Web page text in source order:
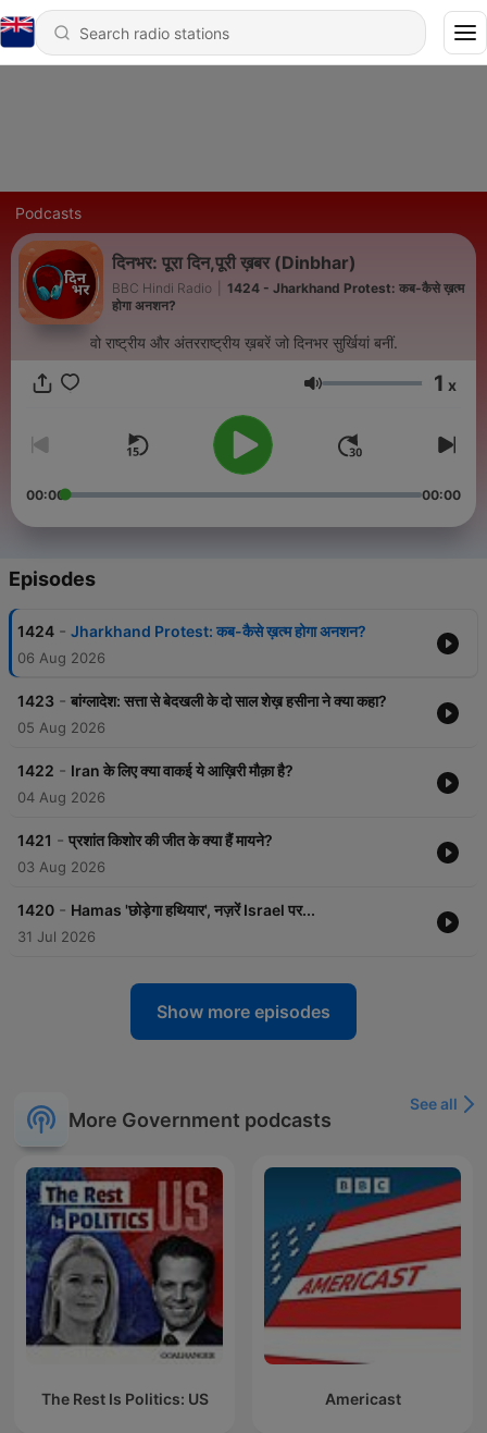
Podcasts
दिनभर: पूरा दिन,पूरी ख़बर (Dinbhar)
BBC Hindi Radio
1424 - Jharkhand Protest: कब-कैसे ख़त्म
होगा अनशन?
वो राष्ट्रीय और अंतरराष्ट्रीय ख़बरें जो दिनभर सुर्खियां बनीं.
Volume 1 x
00:00 00:00
Episodes
1424 - Jharkhand Protest: कब-कैसे ख़त्म होगा अनशन?
06 Aug 2026
1423 - बांग्लादेश: सत्ता से बेदखली के दो साल शेख़ हसीना ने क्या कहा?
05 Aug 2026
1422 - Iran के लिए क्या वाकई ये आख़िरी मौक़ा है?
04 Aug 2026
1421 - प्रशांत किशोर की जीत के क्या हैं मायने?
03 Aug 2026
1420 - Hamas 'छोड़ेगा हथियार', नज़रें Israel पर...
31 Jul 2026
Show more episodes
More Government podcasts
See all
The Rest Is Politics: US Americast